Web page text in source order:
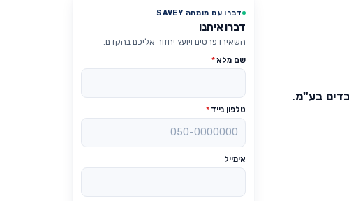
בע"מ.
דברו עם מומחה SAVEY
דברו איתנו
השאירו פרטים ויועץ יחזור אליכם בהקדם.
שם מלא*
טלפון נייד *
אימייל